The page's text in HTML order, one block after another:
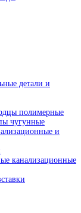
детали и
полимерные
чугунные
и
канализационные